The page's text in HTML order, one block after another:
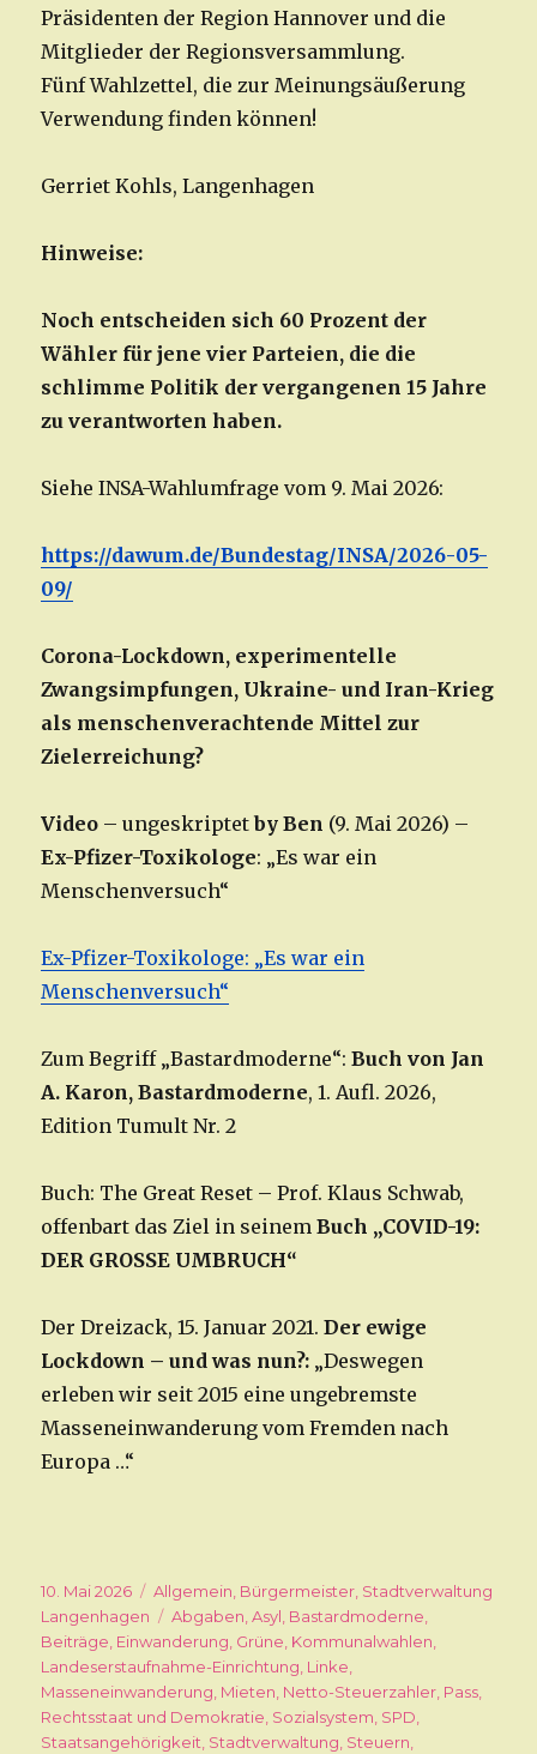
Präsidenten der Region Hannover und die
Mitglieder der Regionsversammlung.
Fünf Wahlzettel, die zur Meinungsäußerung
Verwendung finden können!
Gerriet Kohls, Langenhagen
Hinweise:
Noch entscheiden sich 60 Prozent der
Wähler für jene vier Parteien, die die
schlimme Politik der vergangenen 15 Jahre
zu verantworten haben.
Siehe INSA-Wahlumfrage vom 9. Mai 2026:
https://dawum.de/Bundestag/INSA/2026-05-
09/
Corona-Lockdown, experimentelle
Zwangsimpfungen, Ukraine- und Iran-Krieg
als menschenverachtende Mittel zur
Zielerreichung?
Video – ungeskriptetby Ben (9. Mai 2026) –
Ex-Pfizer-Toxikologe: „Es war ein
Menschenversuch“
Ex-Pfizer-Toxikologe: „Es war ein
Menschenversuch“
Zum Begriff „Bastardmoderne“:Buch von Jan
A. Karon, Bastardmoderne, 1. Aufl. 2026,
Edition Tumult Nr. 2
Buch: The Great Reset – Prof. Klaus Schwab,
offenbart das Ziel in seinemBuch „COVID-19:
DER GROSSE UMBRUCH“
Der Dreizack, 15. Januar 2021.Der ewige
Lockdown – und was nun?: „Deswegen
erleben wir seit 2015 eine ungebremste
Masseneinwanderung vom Fremden nach
Europa …“
Veröffentlicht
am
10. Mai 2026 Kategorien
Allgemein, Bürgermeister, Stadtverwaltung
Langenhagen
Schlagwörter
Abgaben,Asyl, Bastardmoderne,
Beiträge, Einwanderung, Grüne, Kommunalwahlen,
Landeserstaufnahme-Einrichtung, Linke,
Masseneinwanderung, Mieten, Netto-Steuerzahler, Pass,
Rechtsstaat und Demokratie, Sozialsystem, SPD,
Staatsangehörigkeit, Stadtverwaltung, Steuern,